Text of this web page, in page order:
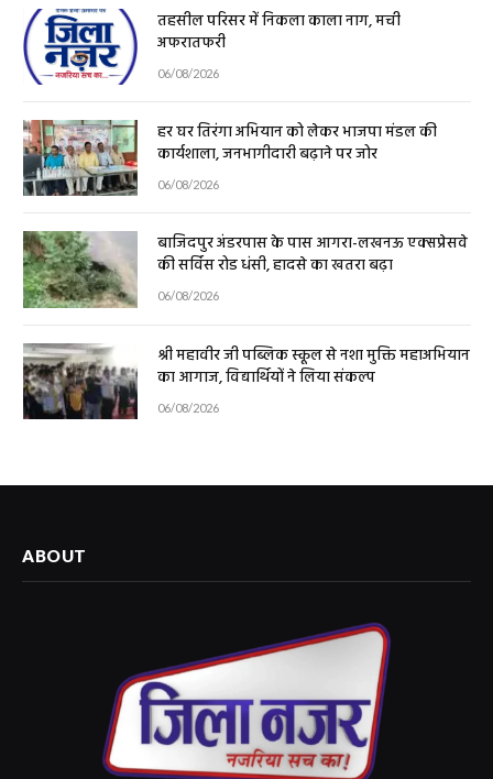
तहसील परिसर में निकला काला नाग, मची
अफरातफरी
06/08/2026
हर घर तिरंगा अभियान को लेकर भाजपा मंडल की
कार्यशाला, जनभागीदारी बढ़ाने पर जोर
06/08/2026
बाजिदपुर अंडरपास के पास आगरा-लखनऊ एक्सप्रेसवे
की सर्विस रोड धंसी, हादसे का खतरा बढ़ा
06/08/2026
श्री महावीर जी पब्लिक स्कूल से नशा मुक्ति महाअभियान
का आगाज, विद्यार्थियों ने लिया संकल्प
06/08/2026
ABOUT